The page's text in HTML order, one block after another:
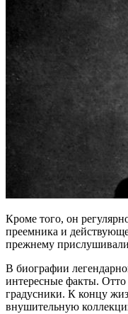
Кроме того, он
преемника и
прежнему
В биографии
интересные факты.
градусники. К концу
внушительную